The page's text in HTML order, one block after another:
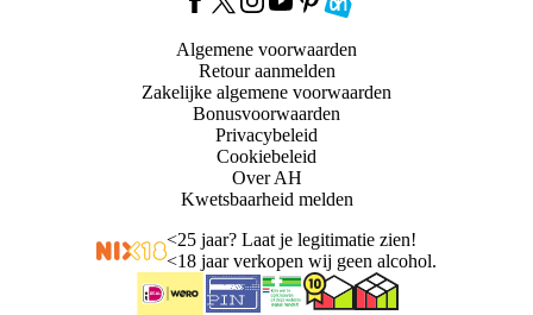
Algemene voorwaarden
Retour aanmelden
Zakelijke algemene voorwaarden
Bonusvoorwaarden
Privacybeleid
Cookiebeleid
Over AH
Kwetsbaarheid melden
<25 jaar? Laat je legitimatie zien!
<18 jaar verkopen wij geen alcohol.